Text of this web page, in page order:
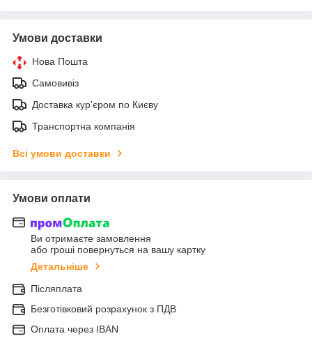
Умови доставки
Нова Пошта
Самовивіз
Доставка кур'єром по Києву
Транспортна компанія
Всі умови доставки
Умови оплати
Ви отримаєте замовлення
або гроші повернуться на вашу картку
Детальніше
Післяплата
Безготівковий розрахунок з ПДВ
Оплата через IBAN